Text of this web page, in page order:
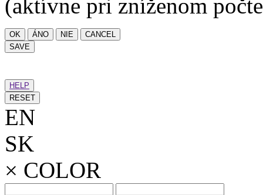
(aktívne pri zníženom
OK ÁNO NIE
CANCEL
SAVE
HELP
RESET
EN
SK
× COLOR